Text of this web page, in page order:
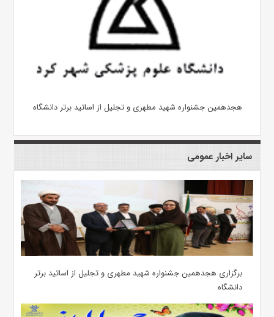
هجدهمین جشنواره شهید مطهری و تجلیل از اساتید برتر دانشگاه
سایر اخبار عمومی
برگزاری هجدهمین جشنواره شهید مطهری و تجلیل از اساتید برتر
دانشگاه